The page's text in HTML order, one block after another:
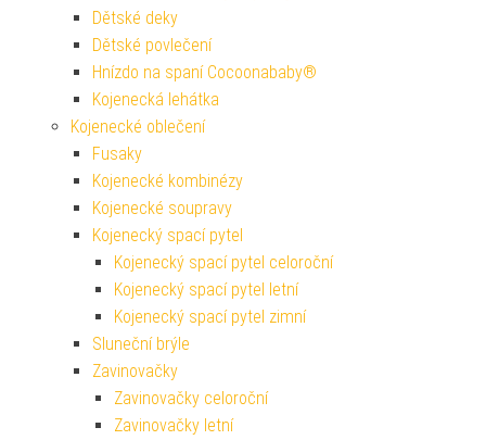
Dětské deky
Dětské povlečení
Hnízdo na spaní Cocoonababy®
Kojenecká lehátka
Kojenecké oblečení
Fusaky
Kojenecké kombinézy
Kojenecké soupravy
Kojenecký spací pytel
Kojenecký spací pytel celoroční
Kojenecký spací pytel letní
Kojenecký spací pytel zimní
Sluneční brýle
Zavinovačky
Zavinovačky celoroční
Zavinovačky letní